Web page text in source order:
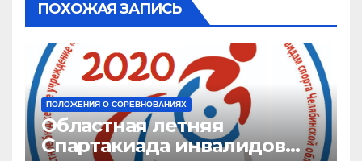
ПОХОЖАЯ ЗАПИСЬ
ПОЛОЖЕНИЯ О СОРЕВНОВАНИЯХ
Областная летняя
Спартакиада инвалидов